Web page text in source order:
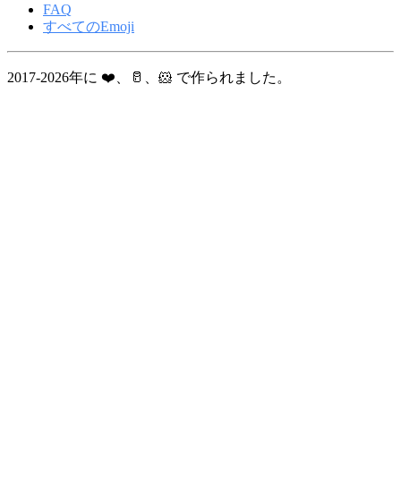
FAQ
すべてのEmoji
2017-2026年に ❤️、🥛、🐹 で作られました。